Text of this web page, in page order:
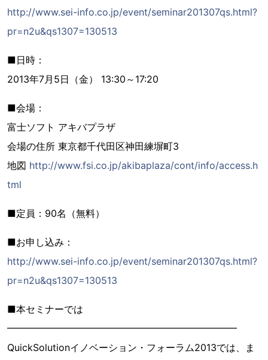
http://www.sei-info.co.jp/event/seminar201307qs.html?
pr=n2u&qs1307=130513
■日時：
2013年7月5日（金） 13:30～17:20
■会場：
富士ソフト アキバプラザ
会場の住所 東京都千代田区神田練塀町3
地図 http://www.fsi.co.jp/akibaplaza/cont/info/access.h
tml
■定員：90名（無料）
■お申し込み：
http://www.sei-info.co.jp/event/seminar201307qs.html?
pr=n2u&qs1307=130513
■本セミナーでは
━━━━━━━━━━━━━━━━━━━━━━━━
QuickSolutionイノベーション・フォーラム2013では、ま